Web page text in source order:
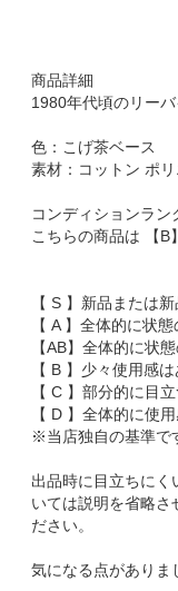
商品詳細
1980年代頃のリー
色：こげ茶ベース
素材：コットン ポ
コンディションラン
こちらの商品は 【B
【 S 】新品または
【 A 】全体的に状
【AB】全体的に状
【 B 】少々使用感
【 C 】部分的に目
【 D 】全体的に使
※当店独自の基準で
出品時に目立ちにく
いては説明を省略さ
ださい。
気になる点がありま